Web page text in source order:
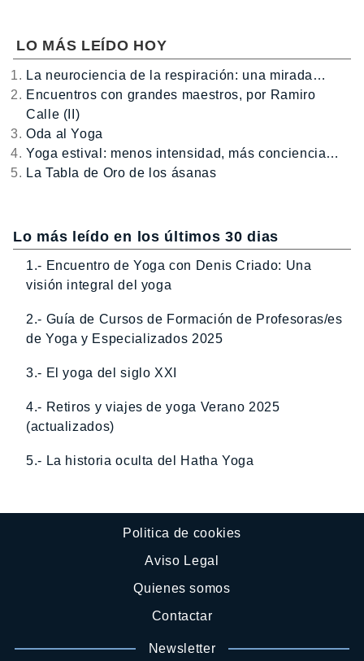
LO MÁS LEÍDO HOY
La neurociencia de la respiración: una mirada…
Encuentros con grandes maestros, por Ramiro
Calle (II)
Oda al Yoga
Yoga estival: menos intensidad, más conciencia…
La Tabla de Oro de los ásanas
Lo más leído en los últimos 30 dias
1.- Encuentro de Yoga con Denis Criado: Una
visión integral del yoga
2.- Guía de Cursos de Formación de Profesoras/es
de Yoga y Especializados 2025
3.- El yoga del siglo XXI
4.- Retiros y viajes de yoga Verano 2025
(actualizados)
5.- La historia oculta del Hatha Yoga
Politica de cookies
Aviso Legal
Quienes somos
Contactar
Newsletter